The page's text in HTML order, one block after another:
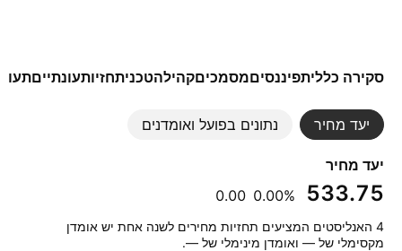
סקירה כלליתפיננסיםמסמכיםקהילהטכניתחזיותעונתיים
יעד מחיר נתונים בפועל ואומדנים
יעד מחיר
‪533.75‬
‪0.00‬ ‪0.00%‬
‎4‎ האנליסטים המציעים תחזיות מחירים לשנה אחת יש אומדן
מקסימלי של — ואומדן מינימלי של —.